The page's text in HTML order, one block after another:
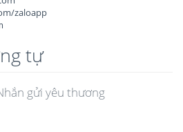
zaloapp
tự
gửi yêu thương